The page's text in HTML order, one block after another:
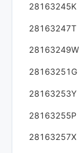
28163245K
28163247T
28163249W
28163251G
28163253Y
28163255P
28163257X